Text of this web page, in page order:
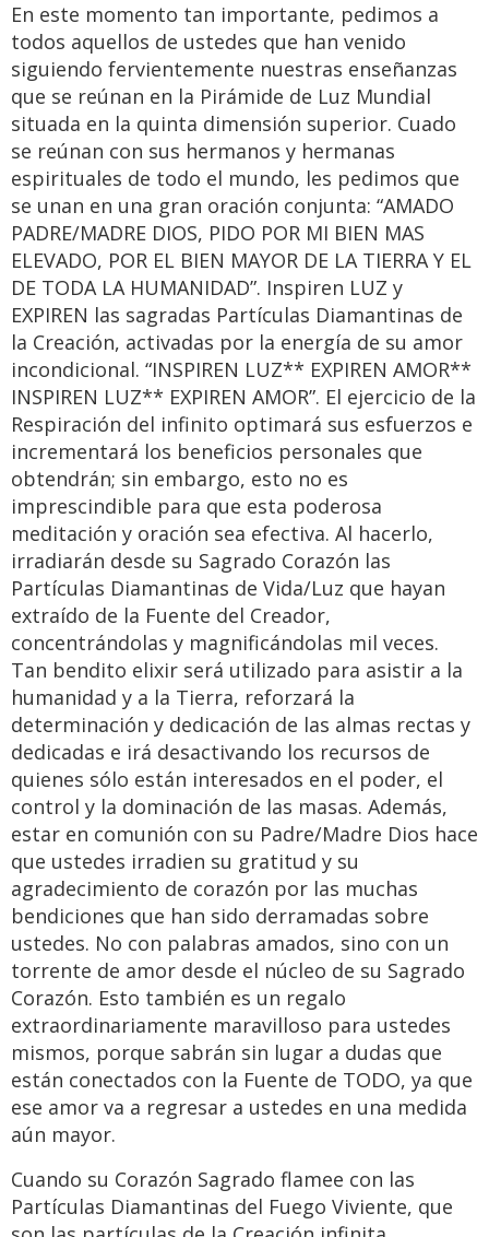
En este momento tan importante, pedimos a
todos aquellos de ustedes que han venido
siguiendo fervientemente nuestras enseñanzas
que se reúnan en la Pirámide de Luz Mundial
situada en la quinta dimensión superior. Cuado
se reúnan con sus hermanos y hermanas
espirituales de todo el mundo, les pedimos que
se unan en una gran oración conjunta: “AMADO
PADRE/MADRE DIOS, PIDO POR MI BIEN MAS
ELEVADO, POR EL BIEN MAYOR DE LA TIERRA Y EL
DE TODA LA HUMANIDAD”. Inspiren LUZ y
EXPIREN las sagradas Partículas Diamantinas de
la Creación, activadas por la energía de su amor
incondicional. “INSPIREN LUZ** EXPIREN AMOR**
INSPIREN LUZ** EXPIREN AMOR”. El ejercicio de la
Respiración del infinito optimará sus esfuerzos e
incrementará los beneficios personales que
obtendrán; sin embargo, esto no es
imprescindible para que esta poderosa
meditación y oración sea efectiva. Al hacerlo,
irradiarán desde su Sagrado Corazón las
Partículas Diamantinas de Vida/Luz que hayan
extraído de la Fuente del Creador,
concentrándolas y magnificándolas mil veces.
Tan bendito elixir será utilizado para asistir a la
humanidad y a la Tierra, reforzará la
determinación y dedicación de las almas rectas y
dedicadas e irá desactivando los recursos de
quienes sólo están interesados en el poder, el
control y la dominación de las masas. Además,
estar en comunión con su Padre/Madre Dios hace
que ustedes irradien su gratitud y su
agradecimiento de corazón por las muchas
bendiciones que han sido derramadas sobre
ustedes. No con palabras amados, sino con un
torrente de amor desde el núcleo de su Sagrado
Corazón. Esto también es un regalo
extraordinariamente maravilloso para ustedes
mismos, porque sabrán sin lugar a dudas que
están conectados con la Fuente de TODO, ya que
ese amor va a regresar a ustedes en una medida
aún mayor.
Cuando su Corazón Sagrado flamee con las
Partículas Diamantinas del Fuego Viviente, que